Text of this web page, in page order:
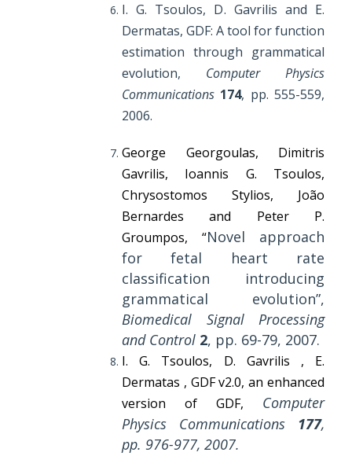
I. G. Tsoulos, D. Gavrilis and E.
Dermatas, GDF: A tool for function
estimation through grammatical
evolution, Computer Physics
Communications 174, pp. 555-559,
2006.
George Georgoulas, Dimitris
Gavrilis, Ioannis G. Tsoulos,
Chrysostomos Stylios, João
Bernardes and Peter P.
Groumpos, “Novel approach
for fetal heart rate
classification introducing
grammatical evolution”,
Biomedical Signal Processing
and Control 2, pp. 69-79, 2007.
I. G. Tsoulos, D. Gavrilis , E.
Dermatas , GDF v2.0, an enhanced
version of GDF, Computer
Physics Communications 177,
pp. 976-977, 2007.